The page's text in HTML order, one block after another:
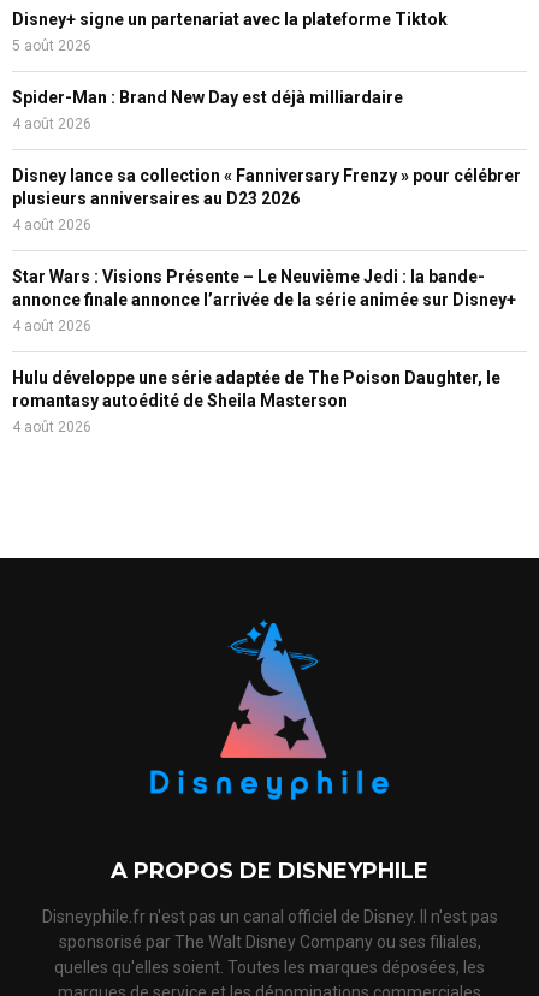
Disney+ signe un partenariat avec la plateforme Tiktok
5 août 2026
Spider-Man : Brand New Day est déjà milliardaire
4 août 2026
Disney lance sa collection « Fanniversary Frenzy » pour célébrer
plusieurs anniversaires au D23 2026
4 août 2026
Star Wars : Visions Présente – Le Neuvième Jedi : la bande-
annonce finale annonce l’arrivée de la série animée sur Disney+
4 août 2026
Hulu développe une série adaptée de The Poison Daughter, le
romantasy autoédité de Sheila Masterson
4 août 2026
A PROPOS DE DISNEYPHILE
Disneyphile.fr n'est pas un canal officiel de Disney. Il n'est pas
sponsorisé par The Walt Disney Company ou ses filiales,
quelles qu'elles soient. Toutes les marques déposées, les